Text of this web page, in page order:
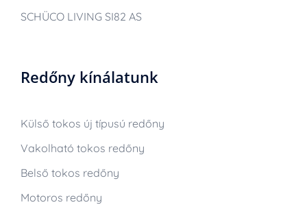
SCHÜCO LIVING SI82 AS
Redőny kínálatunk
Külső tokos új típusú redőny
Vakolható tokos redőny
Belső tokos redőny
Motoros redőny